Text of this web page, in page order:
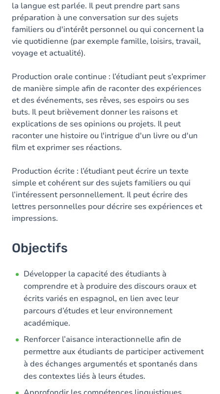
la langue est parlée. Il peut prendre part sans
préparation à une conversation sur des sujets
familiers ou d'intérêt personnel ou qui concernent la
vie quotidienne (par exemple famille, loisirs, travail,
voyage et actualité).
Production orale continue : l’étudiant peut s’exprimer
de manière simple afin de raconter des expériences
et des événements, ses rêves, ses espoirs ou ses
buts. Il peut brièvement donner les raisons et
explications de ses opinions ou projets. Il peut
raconter une histoire ou l'intrigue d'un livre ou d'un
film et exprimer ses réactions.
Production écrite : l’étudiant peut écrire un texte
simple et cohérent sur des sujets familiers ou qui
l’intéressent personnellement. Il peut écrire des
lettres personnelles pour décrire ses expériences et
impressions.
Objectifs
Développer la capacité des étudiants à
comprendre et à produire des discours oraux et
écrits variés en espagnol, en lien avec leur
parcours d’études et leur environnement
académique.
Renforcer l’aisance interactionnelle afin de
permettre aux étudiants de participer activement
à des échanges argumentés et spontanés dans
des contextes liés à leurs études.